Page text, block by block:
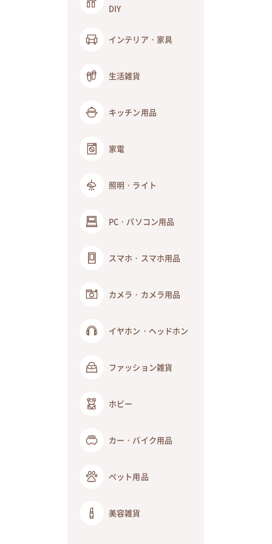
DIY
インテリア・家具
生活雑貨
キッチン用品
家電
照明・ライト
PC・パソコン用品
スマホ・スマホ用品
カメラ・カメラ用品
イヤホン・ヘッドホン
ファッション雑貨
ホビー
カー・バイク用品
ペット用品
美容雑貨